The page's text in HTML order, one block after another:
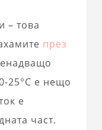
– това
през
25°C е нещо
е
част.